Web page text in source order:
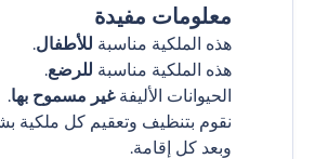
معلومات مفيدة
هذه الملكية مناسبة للأطفال.
هذه الملكية مناسبة للرضع.
الحيوانات الأليفةغير مسموح بها.
نقوم بتنظيف وتعقيم كل ملكية
وبعد كل إقامة.